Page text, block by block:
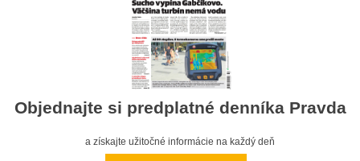
Objednajte si predplatné denníka Pravda
a získajte užitočné informácie na každý deň